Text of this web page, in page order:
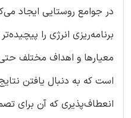
در جوامع روستایی ایجاد
برنامه‌ریزی انرژی را
است که به دنبال یافتن
انعطاف‌پذیری که آن برای